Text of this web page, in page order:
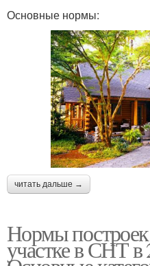
Основные нормы:
читать дальше →
Нормы
участке в СНТ в